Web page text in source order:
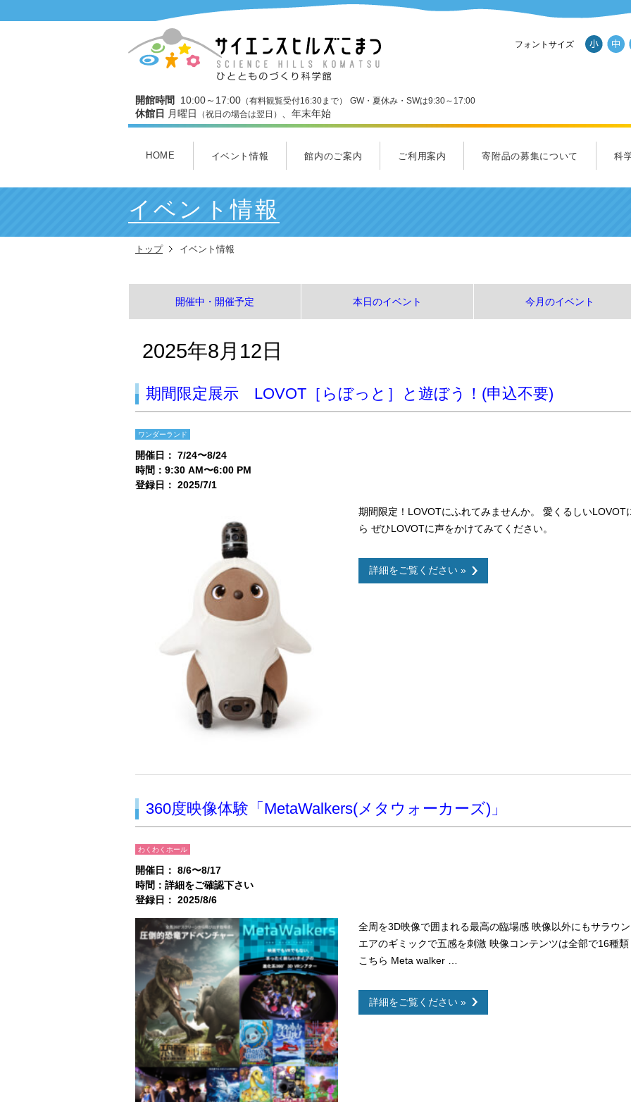
フォントサイズ
開館時間 10:00～17:00 （有料観覧受付16:30まで） GW・夏休み・SWは9:30～17:00
休館日 月曜日 （祝日の場合は翌日） 、年末年始
HOME イベント情報 館内のご案内 ご利用案内 寄附品の募集について 科
イベント情報
トップ イベント情報
開催中・開催予定 本日のイベント 今月のイベント
2025年8月12日
期間限定展示 LOVOT［らぼっと］と遊ぼう！(申込不要)
ワンダーランド
開催日： 7/24〜8/24
時間：9:30 AM〜6:00 PM
登録日： 2025/7/1
期間限定！LOVOTにふれてみませんか。 愛くるしい
ら ぜひLOVOTに声をかけてみてください。
詳細をご覧ください »
360度映像体験「MetaWalkers(メタウォーカーズ)」
わくわくホール
開催日： 8/6〜8/17
時間：詳細をご確認下さい
登録日： 2025/8/6
全周を3D映像で囲まれる最高の臨場感 映像以外にもサラウ
エアのギミックで五感を刺激 映像コンテンツは全部で16種
こちら Meta walker …
詳細をご覧ください »